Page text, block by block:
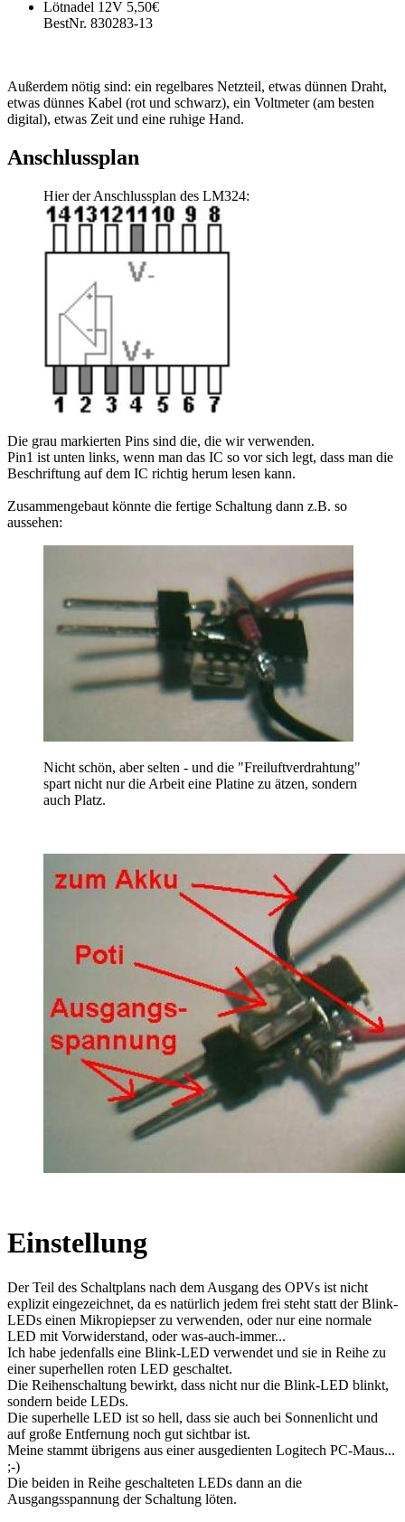
Lötnadel 12V 5,50€
BestNr. 830283-13
Außerdem nötig sind: ein regelbares Netzteil, etwas dünnen Draht,
etwas dünnes Kabel (rot und schwarz), ein Voltmeter (am besten
digital), etwas Zeit und eine ruhige Hand.
Anschlussplan
Hier der Anschlussplan des LM324:
Die grau markierten Pins sind die, die wir verwenden.
Pin1 ist unten links, wenn man das IC so vor sich legt, dass man die
Beschriftung auf dem IC richtig herum lesen kann.
Zusammengebaut könnte die fertige Schaltung dann z.B. so
aussehen:
Nicht schön, aber selten - und die "Freiluftverdrahtung"
spart nicht nur die Arbeit eine Platine zu ätzen, sondern
auch Platz.
Einstellung
Der Teil des Schaltplans nach dem Ausgang des OPVs ist nicht
explizit eingezeichnet, da es natürlich jedem frei steht statt der Blink-
LEDs einen Mikropiepser zu verwenden, oder nur eine normale
LED mit Vorwiderstand, oder was-auch-immer...
Ich habe jedenfalls eine Blink-LED verwendet und sie in Reihe zu
einer superhellen roten LED geschaltet.
Die Reihenschaltung bewirkt, dass nicht nur die Blink-LED blinkt,
sondern beide LEDs.
Die superhelle LED ist so hell, dass sie auch bei Sonnenlicht und
auf große Entfernung noch gut sichtbar ist.
Meine stammt übrigens aus einer ausgedienten Logitech PC-Maus...
;-)
Die beiden in Reihe geschalteten LEDs dann an die
Ausgangsspannung der Schaltung löten.